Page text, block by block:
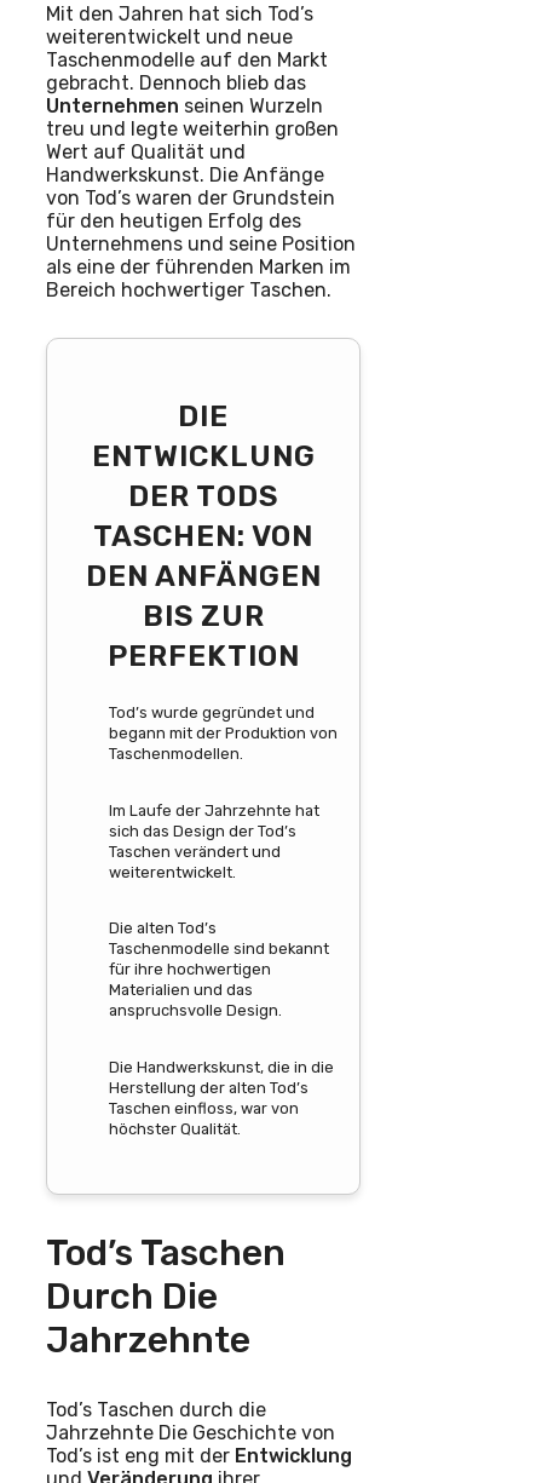
Mit den Jahren hat sich Tod’s
weiterentwickelt und neue
Taschenmodelle auf den Markt
gebracht. Dennoch blieb das
Unternehmen seinen Wurzeln
treu und legte weiterhin großen
Wert auf Qualität und
Handwerkskunst. Die Anfänge
von Tod’s waren der Grundstein
für den heutigen Erfolg des
Unternehmens und seine Position
als eine der führenden Marken im
Bereich hochwertiger Taschen.
DIE
ENTWICKLUNG
DER TODS
TASCHEN: VON
DEN ANFÄNGEN
BIS ZUR
PERFEKTION
Tod’s wurde gegründet und
begann mit der Produktion von
Taschenmodellen.
Im Laufe der Jahrzehnte hat
sich das Design der Tod’s
Taschen verändert und
weiterentwickelt.
Die alten Tod’s
Taschenmodelle sind bekannt
für ihre hochwertigen
Materialien und das
anspruchsvolle Design.
Die Handwerkskunst, die in die
Herstellung der alten Tod’s
Taschen einfloss, war von
höchster Qualität.
Tod’s Taschen
Durch Die
Jahrzehnte
Tod’s Taschen durch die
Jahrzehnte Die Geschichte von
Tod’s ist eng mit der Entwicklung